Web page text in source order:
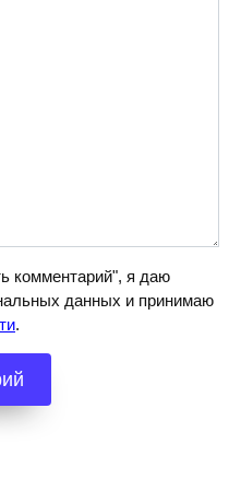
комментарий", я даю
данных и принимаю
.